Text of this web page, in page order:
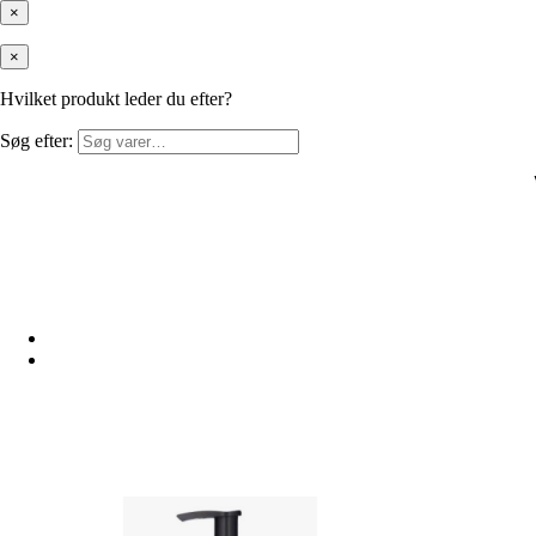
×
×
Hvilket produkt leder du efter?
Søg efter: